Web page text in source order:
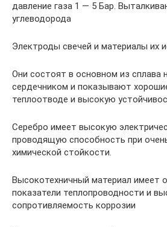
давление газа 1 — 5 Бар.
углеводорода
Электроды свечей и материалы их
Они состоят в основном из сплава
сердечником и показывают
теплоотводе и высокую
Серебро имеет высокую
проводящую способность при
химической стойкости.
Высокотехничный материал имеет
показатели теплопроводности и
сопротивляемость коррозии